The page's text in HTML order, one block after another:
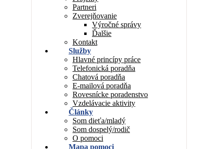
Partneri
Zverejňovanie
Výročné správy
Ďalšie
Kontakt
Služby
Hlavné princípy práce
Telefonická poradňa
Chatová poradňa
E-mailová poradňa
Rovesnícke poradenstvo
Vzdelávacie aktivity
Články
Som dieťa/mladý
Som dospelý/rodič
O pomoci
Mapa pomoci